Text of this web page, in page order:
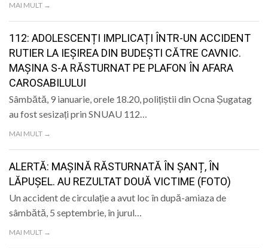
MAI MULT →
112: ADOLESCENȚI IMPLICAȚI ÎNTR-UN ACCIDENT
RUTIER LA IEȘIREA DIN BUDEȘTI CĂTRE CAVNIC.
MAȘINA S-A RĂSTURNAT PE PLAFON ÎN AFARA
CAROSABILULUI
Sâmbătă, 9 ianuarie, orele 18.20, polițiștii din Ocna Șugatag
au fost sesizați prin SNUAU 112…
MAI MULT →
ALERTĂ: MAȘINĂ RĂSTURNATĂ ÎN ȘANȚ, ÎN
LĂPUȘEL. AU REZULTAT DOUĂ VICTIME (FOTO)
Un accident de circulație a avut loc în după-amiaza de
sâmbătă, 5 septembrie, în jurul…
MAI MULT →